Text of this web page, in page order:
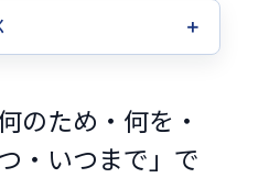
のため・何を・
・いつまで」で